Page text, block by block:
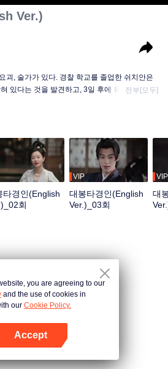
Ver.)
괴, 술가가 있다. 경찰 학교를 졸업한 쉬치안은
있다는 것을 발견하고, 3일 후에 유배되었다...
패는 머리 돌려보면 헛된 것이거늘. 푸른 산은
몇 번이던가.
전부[모두]
타경인(English
회
VIP
대봉타경인(English
Ver.)_03회
VIP
대
영주 (English Ver.)
(English Ver.)
you are agreeing to our
and the use of cookies in
our Cookie Policy.
Accept